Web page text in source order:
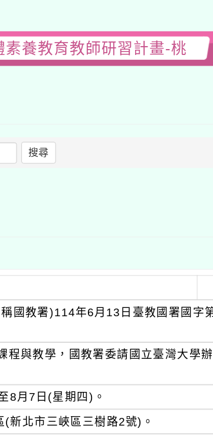
養教育教師研習計畫-桃
搜尋
國教署)114年6月13日臺教國署國字
程與教學，國教署委請國立臺灣大學
8月7日(星期四)。
新北市三峽區三樹路2號)。